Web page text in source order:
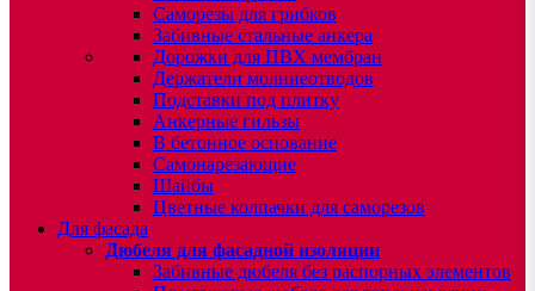
Саморезы для грибков
Забивные стальные анкера
Дорожки для ПВХ мембран
Держатели молниеотводов
Подставки под плитку
Анкерные гильзы
В бетонное основание
Самонарезающие
Шайбы
Цветные колпачки для саморезов
Для фасада
Дюбеля для фасадной изоляции
Забивные дюбеля без распорных элементов